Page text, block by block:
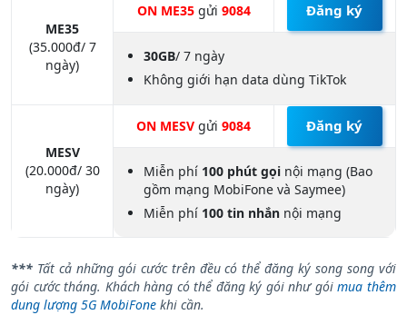
ME35
(35.000đ/ 7
ngày)
ON ME35 gửi 9084 Đăng ký
30GB/ 7 ngày
Không giới hạn data dùng TikTok
MESV
(20.000đ/ 30
ngày)
ON MESV gửi 9084 Đăng ký
Miễn phí 100 phút gọi nội mạng (Bao
gồm mạng MobiFone và Saymee)
Miễn phí 100 tin nhắn nội mạng
*** Tất cả những gói cước trên đều có thể đăng ký song song với
gói cước tháng. Khách hàng có thể đăng ký gói như góimua thêm
dung lượng 5G MobiFone khi cần.